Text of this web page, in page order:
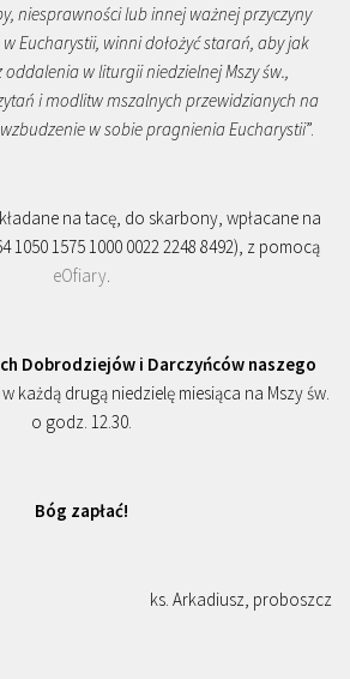
niesprawności lub innej ważnej przyczyny
Eucharystii, winni dołożyć starań, aby jak
oddalenia w liturgii niedzielnej Mszy św.,
i modlitw mszalnych przewidzianych na
w sobie pragnienia Eucharystii”.
na tacę, do skarbony, wpłacane na
1575 1000 0022 2248 8492), z pomocą
eOfiary.
Dobrodziejów i Darczyńców naszego
w każdą drugą niedzielę miesiąca na Mszy św.
o godz. 12.30.
Bóg zapłać!
ks. Arkadiusz, proboszcz